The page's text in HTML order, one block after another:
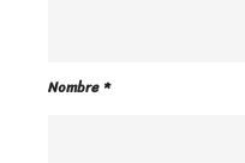
Nombre*